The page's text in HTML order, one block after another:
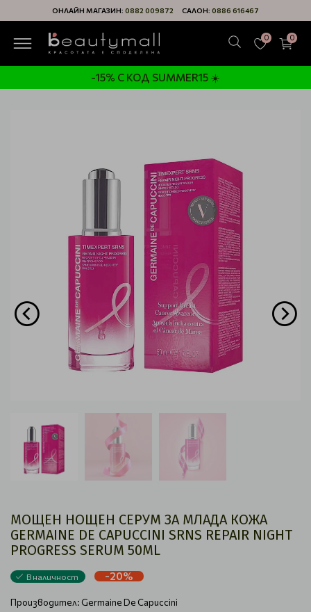
ОНЛАЙН МАГАЗИН: 0882 009872 САЛОН: 0886 616467
0 0
-15% С КОД SUMMER15 ☀️
МОЩЕН НОЩЕН СЕРУМ ЗА МЛАДА КОЖА
GERMAINE DE CAPUCCINI SRNS REPAIR NIGHT
PROGRESS SERUM 50ML
В наличност -20%
Производител: Germaine De Capuccini